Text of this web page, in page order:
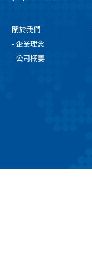
關於我們
- 企業理念
- 公司概要